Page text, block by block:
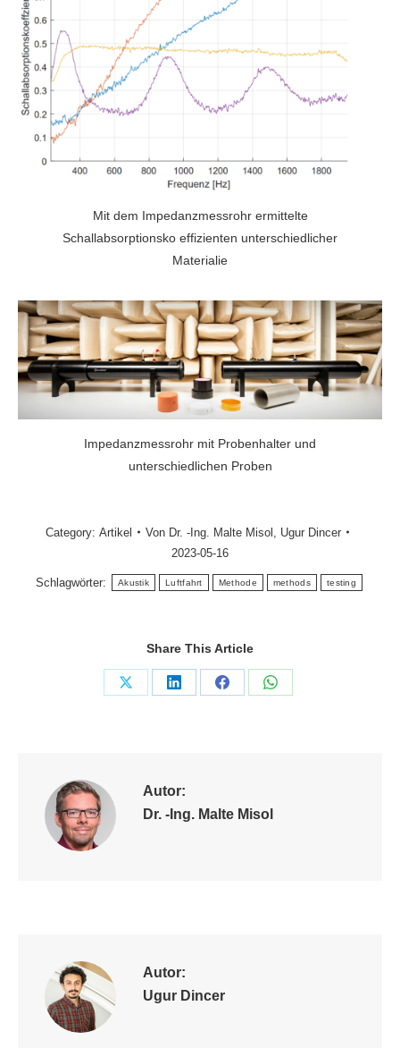
Mit dem Impedanzmessrohr ermittelte
Schallabsorptionsko effizienten unterschiedlicher
Materialie
Impedanzmessrohr mit Probenhalter und
unterschiedlichen Proben
Category: Artikel Von Dr. -Ing. Malte Misol
Ugur Dincer
2023-05-16
Schlagwörter: Akustik Luftfahrt Methode methods testing
Share This Article
Share
Share
Share
Share
Autor:
Dr. -Ing. Malte Misol
Autor:
Ugur Dincer